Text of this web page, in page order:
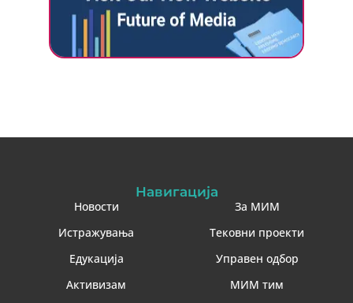
Навигација
Новости
Истражувања
Едукација
Активизам
За МИМ
Тековни проекти
Управен одбор
МИМ тим